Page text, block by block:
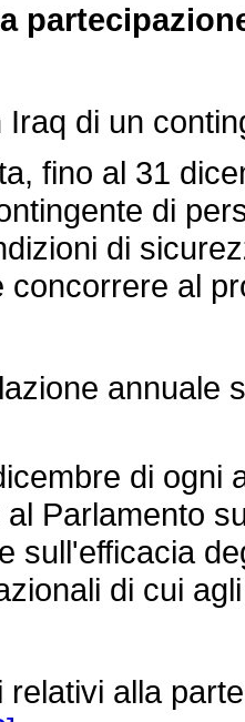
Iraq di un
fino al 31
di
di
concorrere al
annuale
di ogni
Parlamento
sull'efficacia
di cui
relativi alla